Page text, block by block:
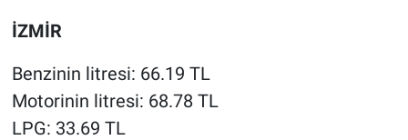
İZMİR
Benzinin litresi: 66.19 TL
Motorinin litresi: 68.78 TL
LPG: 33.69 TL